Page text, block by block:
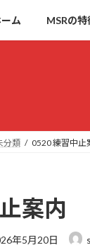
ム MSRの特
分類 0520 練習中止
案内
年5月20日